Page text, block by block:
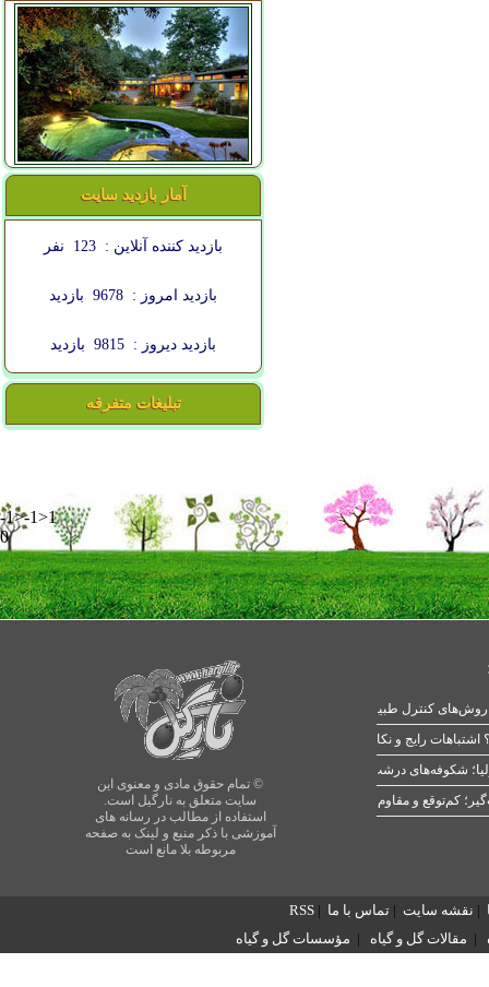
آمار بازدید سایت
بازدید کننده آنلاین : 123 نفر
بازدید امروز : 9678 بازدید
بازدید دیروز : 9815 بازدید
تبلیغات متفرقه
-1>-1>1
0
© تمام حقوق مادی و معنوی این
سایت متعلق به نارگیل است.
استفاده از مطالب در رسانه های
آموزشی با ذکر منبع و لینک به صفحه
مربوطه بلا مانع است
رایج و نکات طلایی
شکوفه‌های درشت در بهار
| نقشه سایت | تماس با ما |
RSS
| مقالات گل و گیاه | مؤسسات گل و گیاه